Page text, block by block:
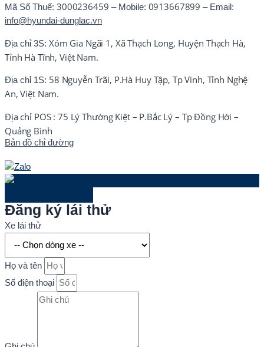
Mã Số Thuế: 3000236459 – Mobile: 0913667899 – Email:
info@hyundai-dunglac.vn
Địa chỉ 3S: Xóm Gia Ngãi 1, Xã Thạch Long, Huyện Thạch Hà,
Tỉnh Hà Tĩnh, Việt Nam.
Địa chỉ 1S: 58 Nguyễn Trãi, P.Hà Huy Tập, Tp Vinh, Tỉnh Nghệ
An, Việt Nam.
Địa chỉ POS : 75 Lý Thường Kiệt – P.Bắc Lý – Tp Đồng Hới –
Quảng Bình
Bản đồ chỉ đường
Đăng ký lái thử
Xe lái thử
Họ và tên
Số điện thoại